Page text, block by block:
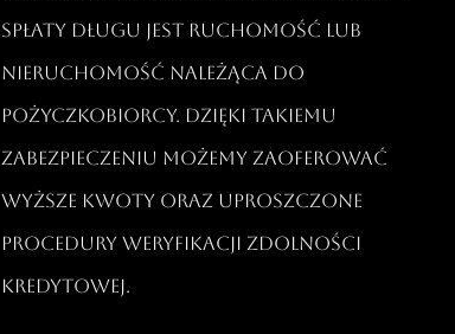
spłaty długu jest ruchomość lub
nieruchomość należąca do
pożyczkobiorcy. Dzięki takiemu
zabezpieczeniu możemy zaoferować
wyższe kwoty oraz uproszczone
procedury weryfikacji zdolności
kredytowej.​